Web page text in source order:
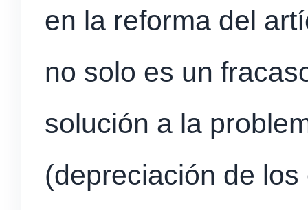
en la reforma del
no solo es un
solución a la
(depreciación de